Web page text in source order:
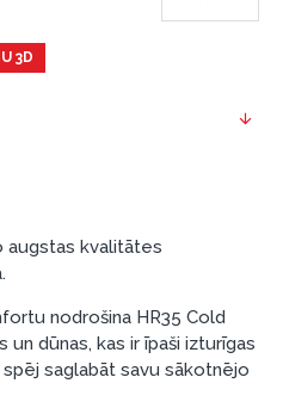
300 €, termiņš: 12 mēneši,
maksājums: 25 €,
Latvija.
noformēšanai
eParaksts eID, eParaksts
vai banka Swedbank,
3D
augstas kvalitātes
nodrošina HR35 Cold
dūnas, kas ir īpaši izturīgas
saglabāt savu sākotnējo